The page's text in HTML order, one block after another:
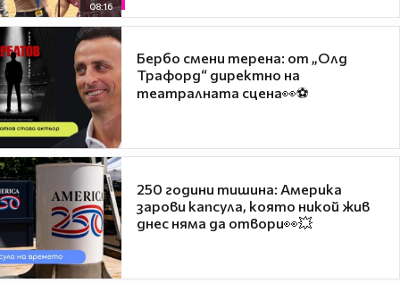
08:16
Бербо смени терена: от „Олд
Трафорд“ директно на
театралната сцена👀⚽
250 години тишина: Америка
зарови капсула, която никой жив
днес няма да отвори👀💥